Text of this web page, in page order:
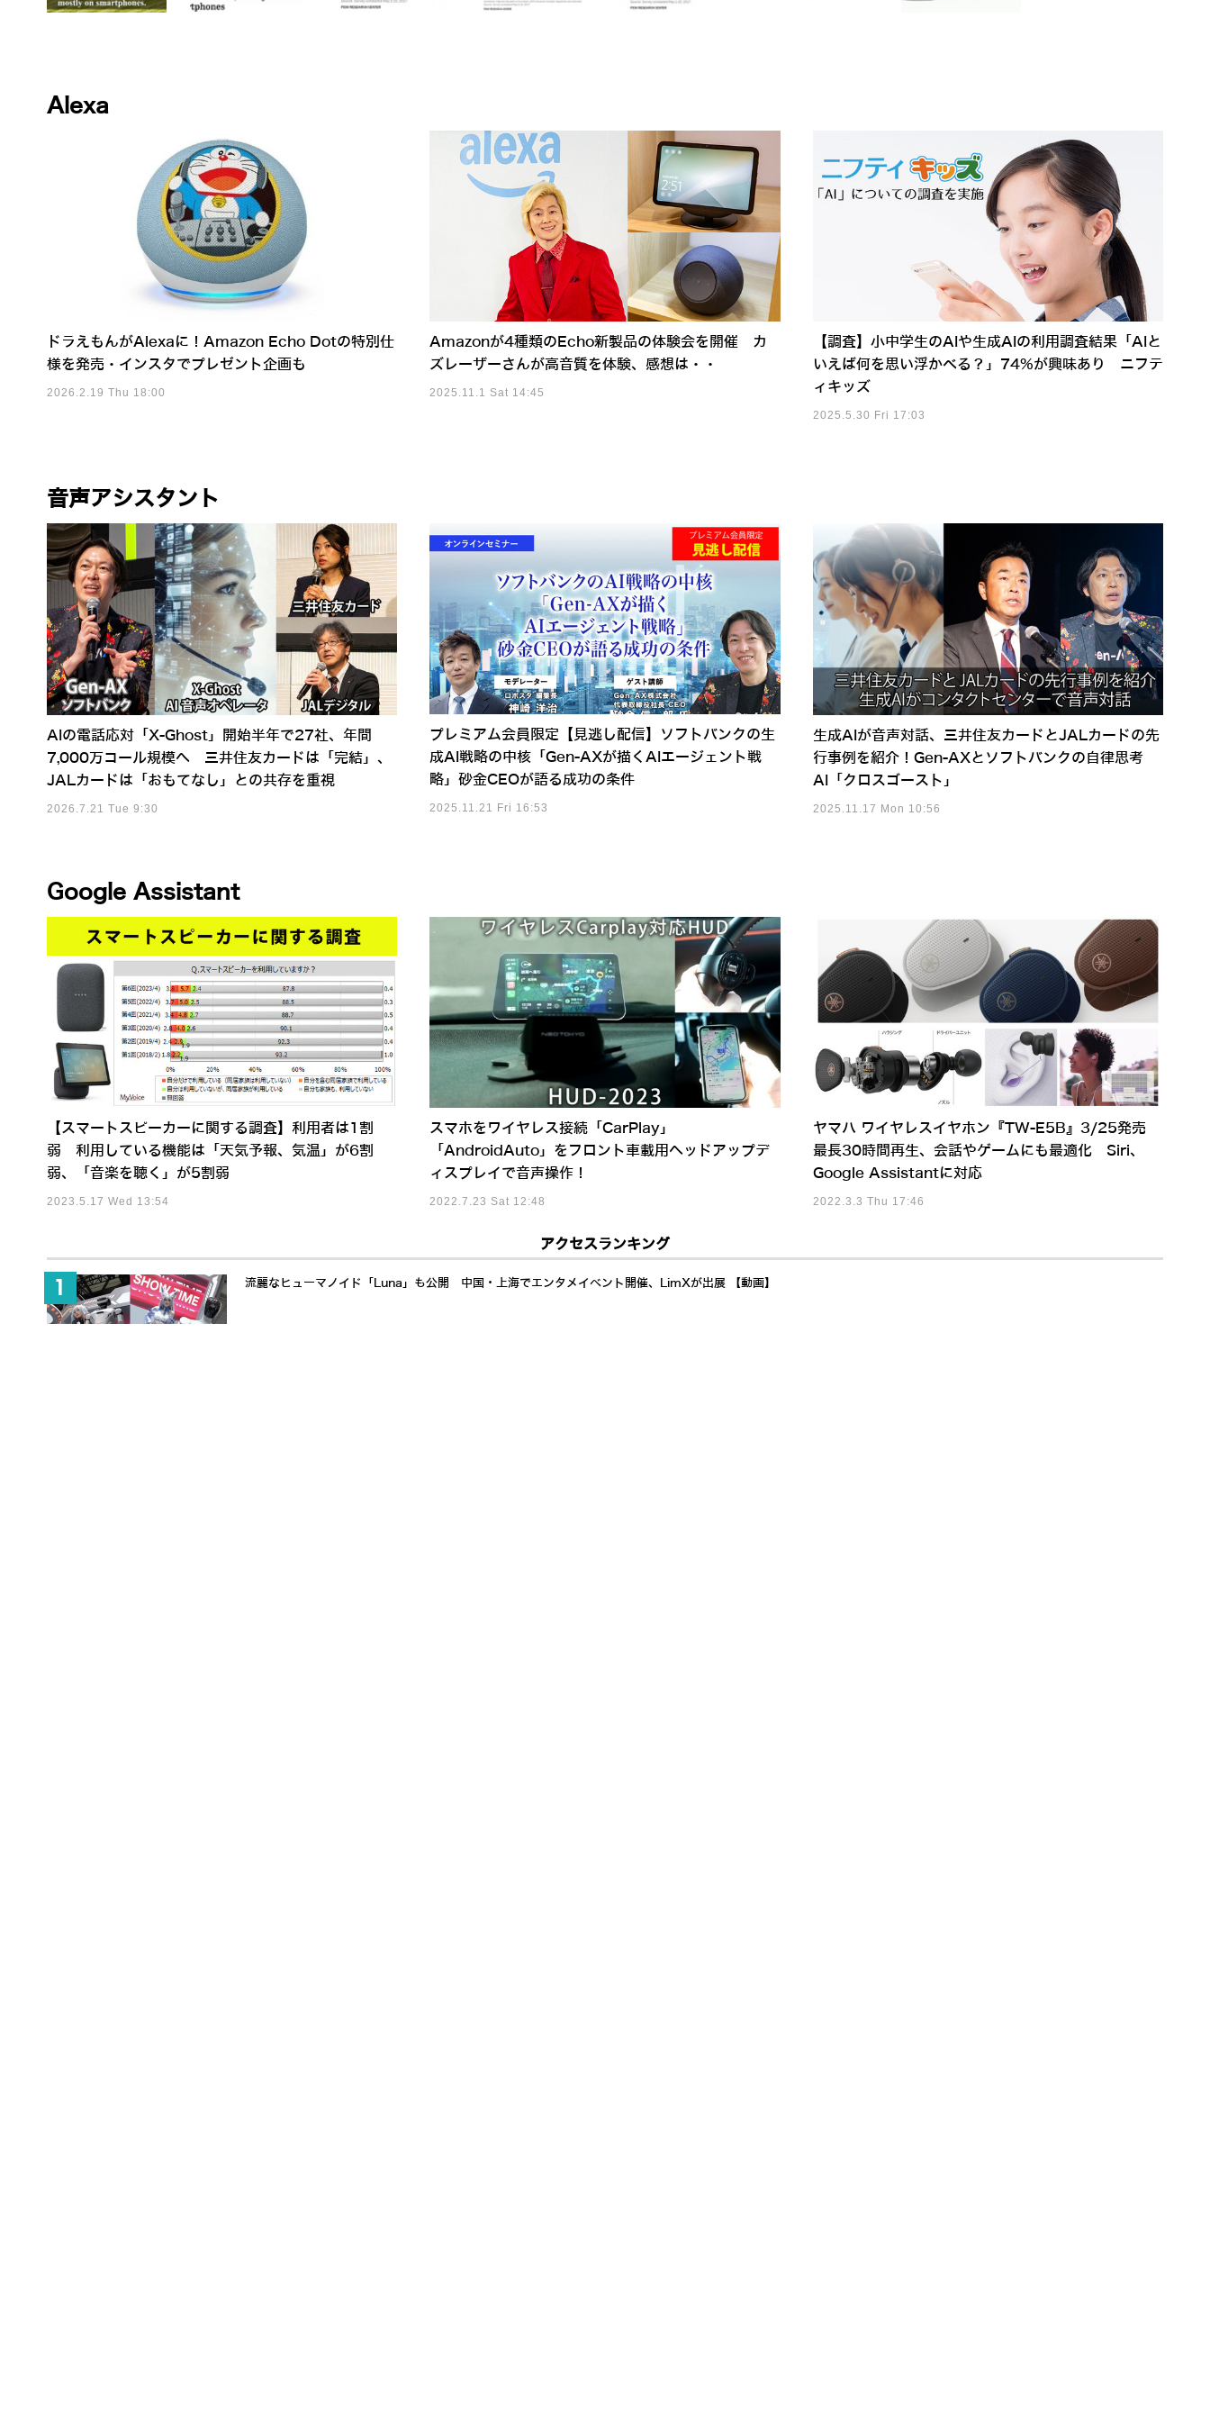
Alexa
ドラえもんがAlexaに！Amazon Echo Dotの特別仕
様を発売・インスタでプレゼント企画も
2026.2.19 Thu 18:00
Amazonが4種類のEcho新製品の体験会を開催 カ
ズレーザーさんが高音質を体験、感想は・・
2025.11.1 Sat 14:45
【調査】小中学生のAIや生成AIの利用調査結果「AIと
いえば何を思い浮かべる？」74%が興味あり ニフテ
ィキッズ
2025.5.30 Fri 17:03
音声アシスタント
AIの電話応対「X-Ghost」開始半年で27社、年間
7,000万コール規模へ 三井住友カードは「完結」、
JALカードは「おもてなし」との共存を重視
2026.7.21 Tue 9:30
プレミアム会員限定【見逃し配信】ソフトバンクの生
成AI戦略の中核「Gen-AXが描くAIエージェント戦
略」砂金CEOが語る成功の条件
2025.11.21 Fri 16:53
生成AIが音声対話、三井住友カードとJALカードの先
行事例を紹介！Gen-AXとソフトバンクの自律思考
AI「クロスゴースト」
2025.11.17 Mon 10:56
Google Assistant
【スマートスピーカーに関する調査】利用者は1割
弱 利用している機能は「天気予報、気温」が6割
弱、「音楽を聴く」が5割弱
2023.5.17 Wed 13:54
スマホをワイヤレス接続「CarPlay」
「AndroidAuto」をフロント車載用ヘッドアップデ
ィスプレイで音声操作！
2022.7.23 Sat 12:48
ヤマハ ワイヤレスイヤホン『TW-E5B』3/25発売
最長30時間再生、会話やゲームにも最適化 Siri、
Google Assistantに対応
2022.3.3 Thu 17:46
アクセスランキング
流麗なヒューマノイド「Luna」も公開 中国・上海でエンタメイベント開催、LimXが出展 【動画】